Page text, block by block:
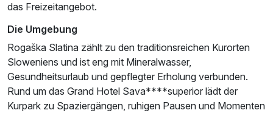
das Freizeitangebot.
Die Umgebung
Rogaška Slatina zählt zu den traditionsreichen Kurorten
Sloweniens und ist eng mit Mineralwasser,
Gesundheitsurlaub und gepflegter Erholung verbunden.
Rund um das Grand Hotel Sava****superior lädt der
Kurpark zu Spaziergängen, ruhigen Pausen und Momenten